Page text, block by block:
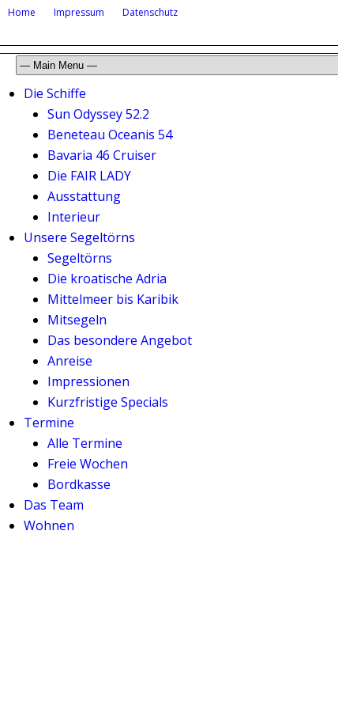
Home Impressum Datenschutz
Die Schiffe
Sun Odyssey 52.2
Beneteau Oceanis 54
Bavaria 46 Cruiser
Die FAIR LADY
Ausstattung
Interieur
Unsere Segeltörns
Segeltörns
Die kroatische Adria
Mittelmeer bis Karibik
Mitsegeln
Das besondere Angebot
Anreise
Impressionen
Kurzfristige Specials
Termine
Alle Termine
Freie Wochen
Bordkasse
Das Team
Wohnen